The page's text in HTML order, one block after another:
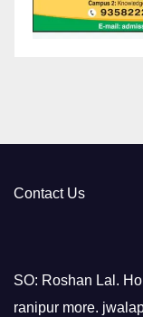
Contact Us
SO: Roshan Lal.
ranipur more.